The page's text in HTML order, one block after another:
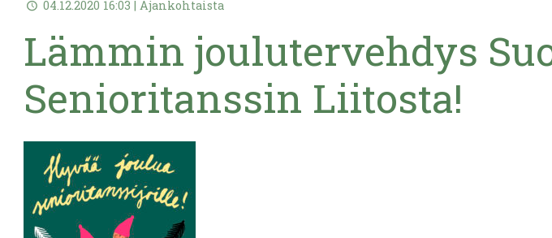
04.12.2020 16:03 | Ajankohtaista
Lämmin joulutervehdys
Senioritanssin Liitosta!